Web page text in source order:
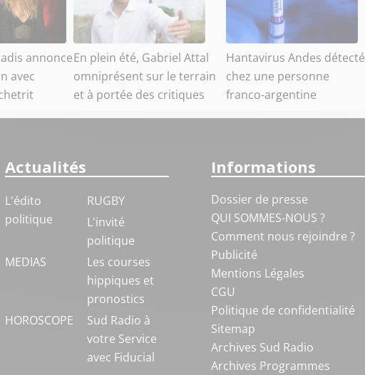
annonce
avec
En plein été, Gabriel Attal
omniprésent sur le terrain
et à portée des critiques
Hantavirus Andes détecté
chez une personne
franco-argentine
Actualités
L'édito
politique
RUGBY
L'invité
politique
MEDIAS
Les courses
hippiques et
pronostics
HOROSCOPE
Sud Radio à
votre Service
avec Fiducial
Informations
Dossier de presse
QUI SOMMES-NOUS ?
Comment nous rejoindre ?
Publicité
Mentions Légales
CGU
Politique de confidentialité
Sitemap
Archives Sud Radio
Archives Programmes